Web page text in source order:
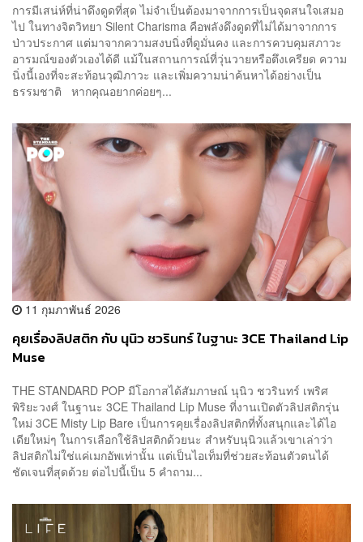
การมีเสน่ห์ที่น่าดึงดูดที่สุด ไม่จำเป็นต้องมาจากการเป็นจุดสนใจเสมอ
ไป ในทางจิตวิทยา Silent Charisma คือพลังดึงดูดที่ไม่ได้มาจากการ
ป่าวประกาศ แต่มาจากความสงบนิ่งที่ดูมั่นคง และการควบคุมสภาวะ
อารมณ์ของตัวเองได้ดี แม้ในสถานการณ์ที่วุ่นวายหรือตึงเครียด ความ
นิ่งนี้เองที่จะสะท้อนวุฒิภาวะ และเพิ่มความน่าค้นหาได้อย่างเป็น
ธรรมชาติ หากคุณอยากค่อยๆ...
11 กุมภาพันธ์ 2026
คุยเรื่องลิปสติก กับ นุนิว ชวรินทร์ ในฐานะ 3CE Thailand Lip
Muse
THE STANDARD POP มีโอกาสได้สัมภาษณ์ นุนิว ชวรินทร์ เพริศ
พิริยะวงศ์ ในฐานะ 3CE Thailand Lip Muse ที่งานเปิดตัวลิปสติกรุ่น
ใหม่ 3CE Misty Lip Bare เป็นการคุยเรื่องลิปสติกที่ทั้งสนุกและได้ไอ
เดียใหม่ๆ ในการเลือกใช้ลิปสติกด้วยนะ สำหรับนุนิวแล้วเขาเล่าว่า
ลิปสติกไม่ใช่แค่เมกอัพเท่านั้น แต่เป็นไอเท็มที่ช่วยสะท้อนตัวตนได้
ชัดเจนที่สุดด้วย ต่อไปนี้เป็น 5 คำถาม...